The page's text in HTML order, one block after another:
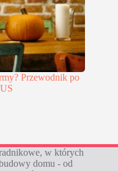
Przewodnik po
w których
domu - od